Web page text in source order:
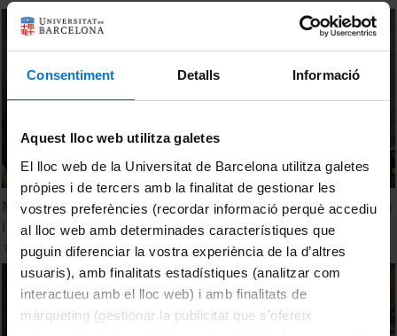
Consentiment Detalls Informació
Aquest lloc web utilitza galetes
El lloc web de la Universitat de Barcelona utilitza galetes
pròpies i de tercers amb la finalitat de gestionar les
vostres preferències (recordar informació perquè accediu
al lloc web amb determinades característiques que
puguin diferenciar la vostra experiència de la d’altres
usuaris), amb finalitats estadístiques (analitzar com
interactueu amb el lloc web) i amb finalitats de
màrqueting (gestionar la publicitat que s’ofereix
Masterclass de La Marató de TV3 a la Facultat de Medicina
i Ciències de la Salut. Campus Bellvitge
17 Abril, 2018